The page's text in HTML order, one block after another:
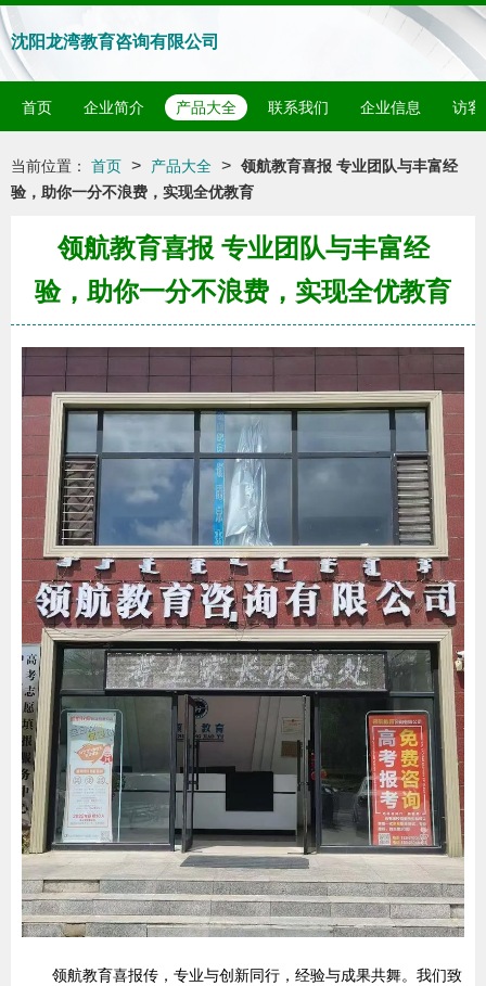
沈阳龙湾教育咨询有限公司
首页 企业简介 产品大全 联系我们 企业信息 访客
当前位置： 首页 > 产品大全 > 领航教育喜报 专业团队与丰富经
验，助你一分不浪费，实现全优教育
领航教育喜报 专业团队与丰富经
验，助你一分不浪费，实现全优教育
领航教育喜报传，专业与创新同行，经验与成果共舞。我们致